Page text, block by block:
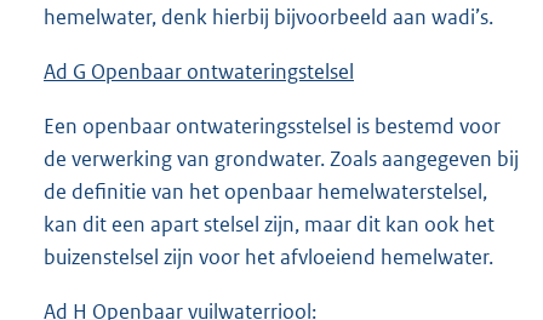
hemelwater, denk hierbij bijvoorbeeld aan wadi’s.
Ad G Openbaar ontwateringstelsel
Een openbaar ontwateringsstelsel is bestemd voor
de verwerking van grondwater. Zoals aangegeven bij
de definitie van het openbaar hemelwaterstelsel,
kan dit een apart stelsel zijn, maar dit kan ook het
buizenstelsel zijn voor het afvloeiend hemelwater.
Ad H Openbaar vuilwaterriool: